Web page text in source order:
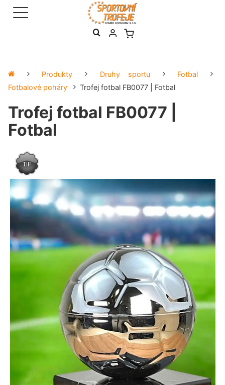
Produkty Druhy sportu
Fotbal
Fotbalové poháry
Trofej fotbal FB0077 | Fotbal
Trofej fotbal FB0077 |
Fotbal